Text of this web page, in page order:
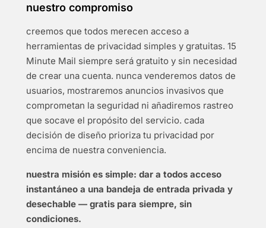
nuestro compromiso
creemos que todos merecen acceso a
herramientas de privacidad simples y gratuitas. 15
Minute Mail siempre será gratuito y sin necesidad
de crear una cuenta. nunca venderemos datos de
usuarios, mostraremos anuncios invasivos que
comprometan la seguridad ni añadiremos rastreo
que socave el propósito del servicio. cada
decisión de diseño prioriza tu privacidad por
encima de nuestra conveniencia.
nuestra misión es simple: dar a todos acceso
instantáneo a una bandeja de entrada privada y
desechable — gratis para siempre, sin
condiciones.